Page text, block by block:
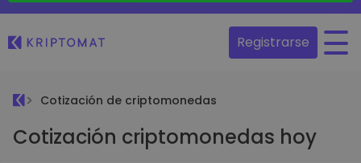
Registrarse
Cotización de criptomonedas
Cotización criptomonedas hoy